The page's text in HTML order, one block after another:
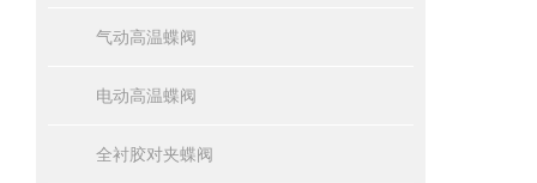
气动高温蝶阀
电动高温蝶阀
全衬胶对夹蝶阀